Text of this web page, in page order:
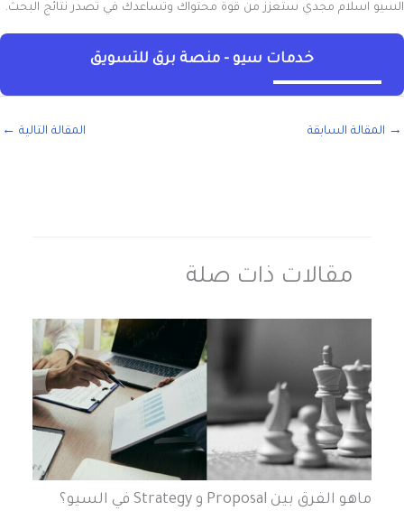
السيو اسلام مجدي ستعزز من قوة محتواك وتساعدك في تصدر نتائج البحث.
خدمات سيو - منصة برق للتسويق
→ المقالة السابقة المقالة التالية ←
مقالات ذات صلة
ماهو الفرق بين Proposal و Strategy في السيو؟